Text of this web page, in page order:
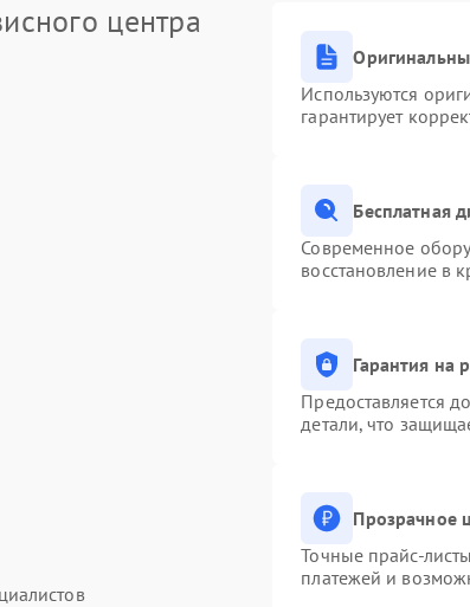
центра
Используются
гарантирует
Бесплатная
Современное
восстановление в
Гарантия на
Предоставляется
детали, что
Прозрачное
Точные прайс-
платежей и